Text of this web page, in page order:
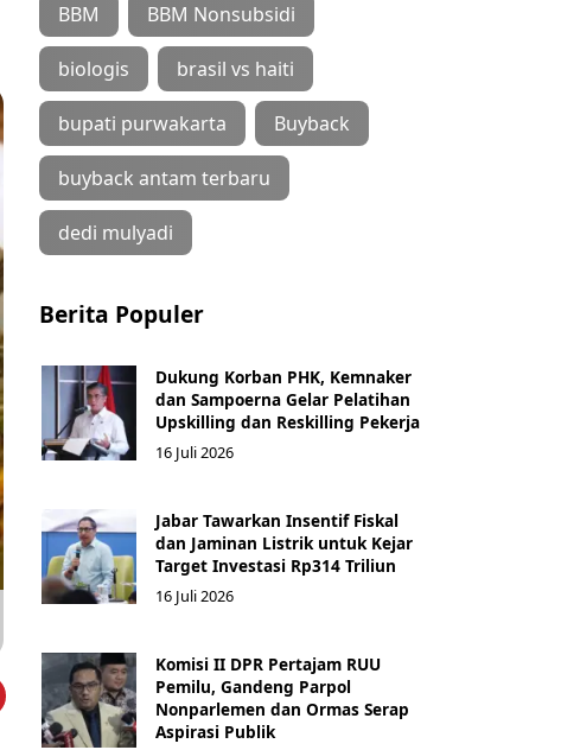
BBM BBM Nonsubsidi
biologis brasil vs haiti
bupati purwakarta Buyback
buyback antam terbaru
dedi mulyadi
Berita Populer
Dukung Korban PHK, Kemnaker
dan Sampoerna Gelar Pelatihan
Upskilling dan Reskilling Pekerja
16 Juli 2026
Jabar Tawarkan Insentif Fiskal
dan Jaminan Listrik untuk Kejar
Target Investasi Rp314 Triliun
16 Juli 2026
Komisi II DPR Pertajam RUU
Pemilu, Gandeng Parpol
Nonparlemen dan Ormas Serap
Aspirasi Publik